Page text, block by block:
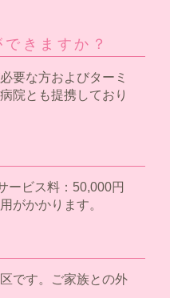
きますか？
要な方およびターミ
院とも提携しており
ービス料：50,000円
がかかります。
です。ご家族との外